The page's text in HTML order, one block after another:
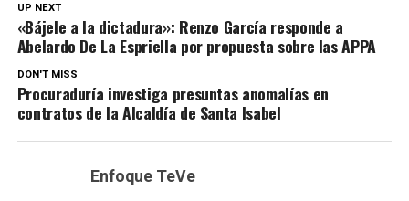
UP NEXT
«Bájele a la dictadura»: Renzo García responde a
Abelardo De La Espriella por propuesta sobre las APPA
DON'T MISS
Procuraduría investiga presuntas anomalías en
contratos de la Alcaldía de Santa Isabel
Enfoque TeVe